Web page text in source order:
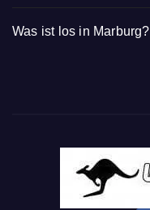
Was ist los in Marburg?